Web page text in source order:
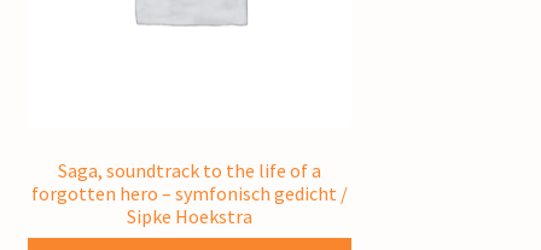
Saga, soundtrack to the life of a
forgotten hero – symfonisch gedicht /
Sipke Hoekstra